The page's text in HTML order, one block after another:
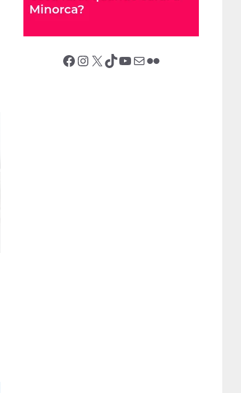
Facebook Instagram X (Twitter) TikTok YouTube Email Flickr